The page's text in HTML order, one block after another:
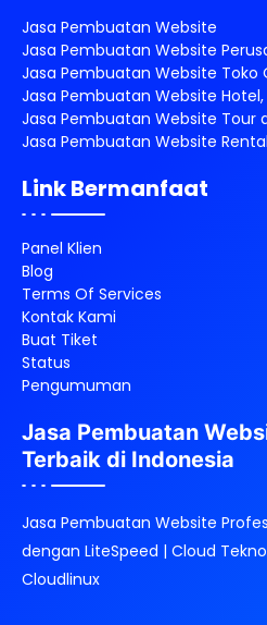
Jasa Pembuatan Website
Jasa Pembuatan Website
Jasa Pembuatan Website Toko
Jasa Pembuatan Website Hotel,
Jasa Pembuatan Website Tour
Jasa Pembuatan Website
Link Bermanfaat
Panel Klien
Blog
Terms Of Services
Kontak Kami
Buat Tiket
Status
Pengumuman
Jasa Pembuatan
Terbaik di Indonesia
Jasa Pembuatan Website
dengan LiteSpeed | Cloud
Cloudlinux